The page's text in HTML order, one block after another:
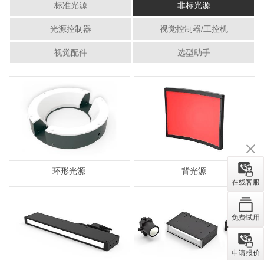
标准光源 非标光源
光源控制器 视觉控制器/工控机
视觉配件 选型助手
环形光源 背光源
在线客服
免费试用
申请报价